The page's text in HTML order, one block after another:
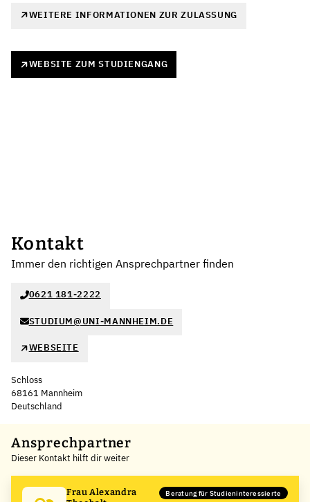
WEITERE INFORMATIONEN ZUR ZULASSUNG
WEBSITE ZUM STUDIENGANG
Kontakt
Immer den richtigen Ansprechpartner finden
0621 181-2222
STUDIUM@UNI-MANNHEIM.DE
WEBSEITE
Schloss
68161 Mannheim
Deutschland
+
−
Ansprechpartner
Dieser Kontakt hilft dir weiter
Frau Alexandra
Beratung für Studieninteressierte